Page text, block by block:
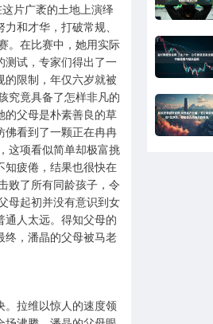
片广袤的土地上演绎
和才华，打破常规、
。在比赛中，她用实际
测试，专家们得出了一
限制，年仅六岁就被
究竟具备了怎样非凡的
的父母是朴素善良的草
佛看到了一颗正在冉冉
这项看似简单却极富挑
知疲倦，结果也很快在
败了所有同龄孩子，令
母起初并没有意识到女
通人太远。得知父母的
终，潘晶的父母被马老
。拉维以惊人的速度领